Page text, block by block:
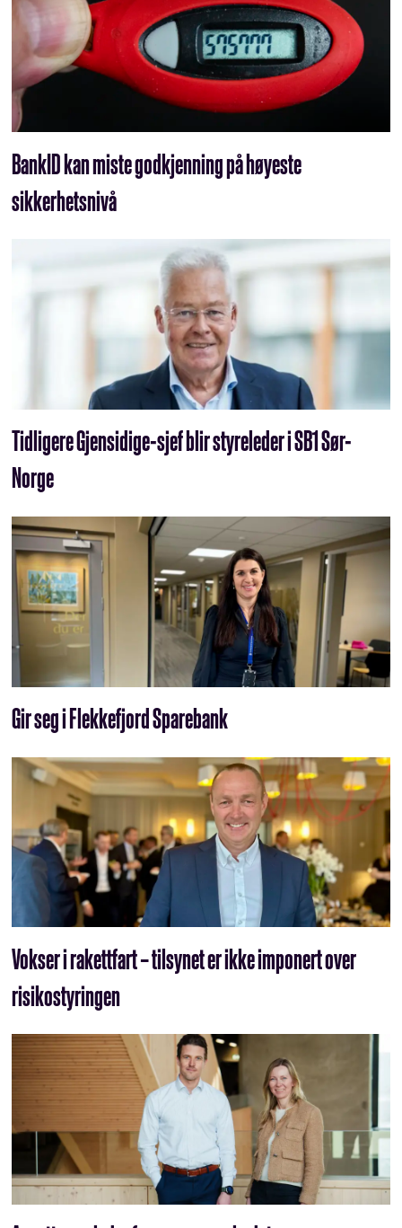
BankID kan miste godkjenning på høyeste
sikkerhetsnivå
Tidligere Gjensidige-sjef blir styreleder i SB1 Sør-
Norge
Gir seg i Flekkefjord Sparebank
Vokser i rakettfart – tilsynet er ikke imponert over
risikostyringen